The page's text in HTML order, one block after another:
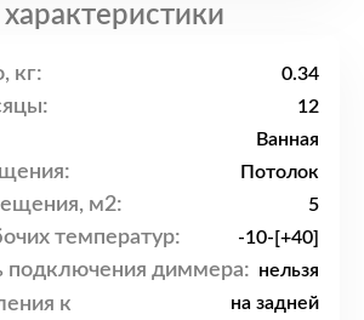
кг: 0.34
12
Ванная
Потолок
м2: 5
температур: -10-[+40]
подключения диммера: нельзя
к
на задней